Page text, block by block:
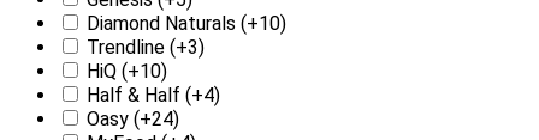
Diamond Naturals (+10)
Trendline (+3)
HiQ (+10)
Half & Half (+4)
Oasy (+24)